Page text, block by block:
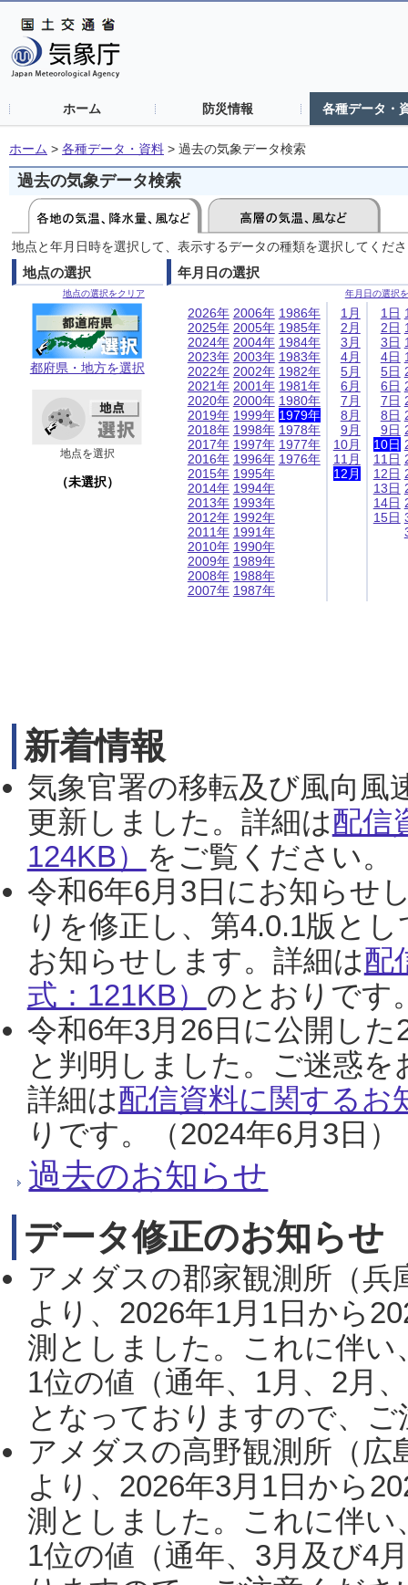
ホーム 防災情報 各種データ・
ホーム > 各種データ・資料 > 過去の気象データ検索
過去の気象データ検索
地点と年月日時を選択して、表示するデータの種類を選択してくだ
地点の選択
地点の選択をクリア
都府県・地方を選択
地点を選択
（未選択）
年月日の選択
年月日の選択
2026年
2025年
2024年
2023年
2022年
2021年
2020年
2019年
2018年
2017年
2016年
2015年
2014年
2013年
2012年
2011年
2010年
2009年
2008年
2007年
2006年
2005年
2004年
2003年
2002年
2001年
2000年
1999年
1998年
1997年
1996年
1995年
1994年
1993年
1992年
1991年
1990年
1989年
1988年
1987年
1986年
1985年
1984年
1983年
1982年
1981年
1980年
1979年
1978年
1977年
1976年
1月
2月
3月
4月
5月
6月
7月
8月
9月
10月
11月
12月
1日
2日
3日
4日
5日
6日
7日
8日
9日
10日
11日
12日
13日
14日
15日
新着情報
気象官署の移転及び風向風
更新しました。詳細は配信
124KB） をご覧ください。
令和6年6月3日にお知らせ
りを修正し、第4.0.1版と
お知らせします。詳細は配
式：121KB） のとおりです
令和6年3月26日に公開し
と判明しました。ご迷惑
詳細は配信資料に関するお
りです。（2024年6月3日）
過去のお知らせ
データ修正のお知らせ
アメダスの郡家観測所（
より、2026年1月1日から
測としました。これに伴い
1位の値（通年、1月、2月
となっておりますので、
アメダスの高野観測所（
より、2026年3月1日から
測としました。これに伴い
1位の値（通年、3月及び4